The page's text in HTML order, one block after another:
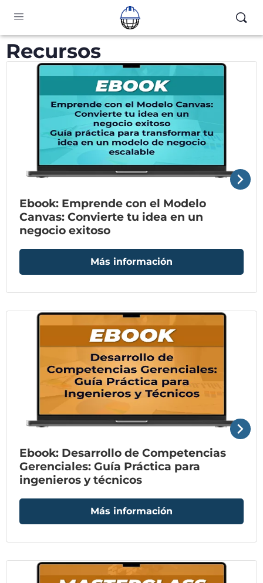
Recursos
Ebook: Emprende con el Modelo
Canvas: Convierte tu idea en un
negocio exitoso
Más información
Ebook: Desarrollo de Competencias
Gerenciales: Guía Práctica para
ingenieros y técnicos
Más información